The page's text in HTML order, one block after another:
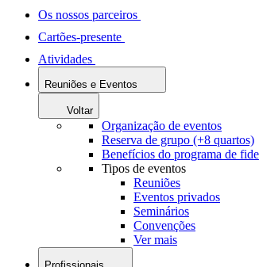
Os nossos parceiros
Cartões-presente
Atividades
Reuniões e Eventos
Voltar
Organização de eventos
Reserva de grupo (+8 quartos)
Benefícios do programa de
Tipos de eventos
Reuniões
Eventos privados
Seminários
Convenções
Ver mais